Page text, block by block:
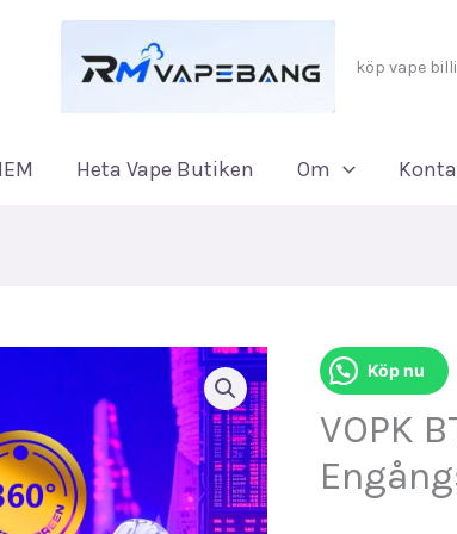
köp vape
Heta Vape Butiken Om
Köp nu
VOPK